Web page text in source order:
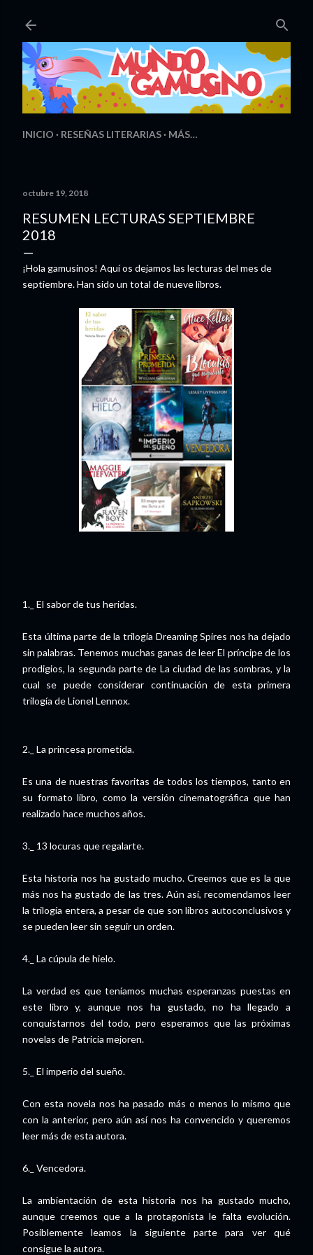
INICIO RESEÑAS LITERARIAS MÁS…
octubre 19, 2018
RESUMEN LECTURAS SEPTIEMBRE
2018
¡Hola gamusinos! Aquí os dejamos las lecturas del mes de
septiembre. Han sido un total de nueve libros.
1._ El sabor de tus heridas.
Esta última parte de la trilogía Dreaming Spires nos ha dejado
sin palabras. Tenemos muchas ganas de leer El príncipe de los
prodigios, la segunda parte de La ciudad de las sombras, y la
cual se puede considerar continuación de esta primera
trilogía de Lionel Lennox.
2._ La princesa prometida.
Es una de nuestras favoritas de todos los tiempos, tanto en
su formato libro, como la versión cinematográfica que han
realizado hace muchos años.
3._ 13 locuras que regalarte.
Esta historia nos ha gustado mucho. Creemos que es la que
más nos ha gustado de las tres. Aún así, recomendamos leer
la trilogía entera, a pesar de que son libros autoconclusivos y
se pueden leer sin seguir un orden.
4._ La cúpula de hielo.
La verdad es que teníamos muchas esperanzas puestas en
este libro y, aunque nos ha gustado, no ha llegado a
conquistarnos del todo, pero esperamos que las próximas
novelas de Patricia mejoren.
5._ El imperio del sueño.
Con esta novela nos ha pasado más o menos lo mismo que
con la anterior, pero aún así nos ha convencido y queremos
leer más de esta autora.
6._ Vencedora.
La ambientación de esta historia nos ha gustado mucho,
aunque creemos que a la protagonista le falta evolución.
Posiblemente leamos la siguiente parte para ver qué
consigue la autora.